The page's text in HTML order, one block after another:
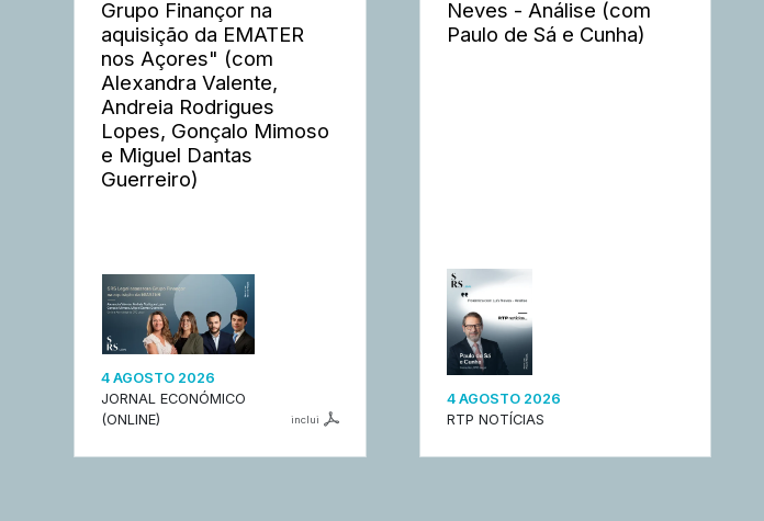
Grupo Finançor na
aquisição da EMATER
nos Açores" (com
Alexandra Valente,
Andreia Rodrigues
Lopes, Gonçalo Mimoso
e Miguel Dantas
Guerreiro)
4 AGOSTO 2026
JORNAL ECONÓMICO
(ONLINE)
inclui
Neves - Análise (com
Paulo de Sá e Cunha)
4 AGOSTO 2026
RTP NOTÍCIAS